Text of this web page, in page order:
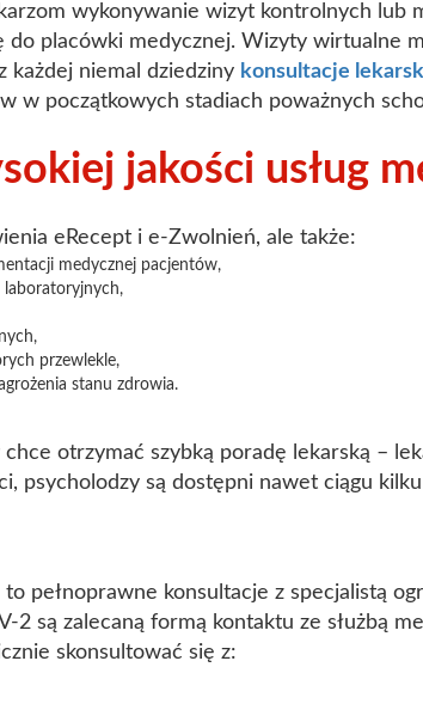
wykonywanie wizyt kontrolnych
do placówki medycznej. Wizyty wirtualne
każdej niemal dziedziny konsultacje
w początkowych stadiach poważnych
jakości usług
eRecept i e-Zwolnień, ale także:
medycznej pacjentów,
laboratoryjnych,
przewlekle,
stanu zdrowia.
otrzymać szybką poradę lekarską –
psycholodzy są dostępni nawet ciągu
pełnoprawne konsultacje z specjalistą
2 są zalecaną formą kontaktu ze służbą
skonsultować się z: